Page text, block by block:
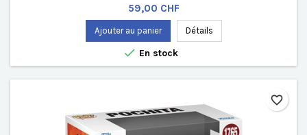
Prix
59,00 CHF
Ajouter au panier Détails
 En stock
favorite_border